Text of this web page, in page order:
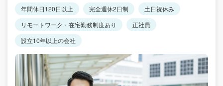
年間休日120日以上 完全週休2日制
土日祝休み
リモートワーク・在宅勤務制度あり
正社員
設立10年以上の会社